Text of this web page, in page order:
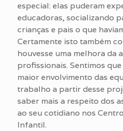
especial: elas puderam
educadoras, socializando
crianças e pais o que
Certamente isto também
houvesse uma melhora da
profissionais. Sentimos
maior envolvimento das
trabalho a partir desse
saber mais a respeito dos
ao seu cotidiano nos
Infantil.